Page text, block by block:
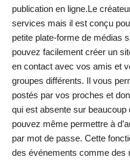
publication en ligne.Le
services mais il est conçu
petite plate-forme de médias
pouvez facilement créer un
en contact avec vos amis et
groupes différents. Il vous
postés par vos proches et
qui est absente sur
pouvez même permettre à
par mot de passe. Cette
des événements comme des